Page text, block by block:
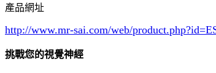
產品網址
http://www.mr-sai.com/web/
挑戰您的視覺神經